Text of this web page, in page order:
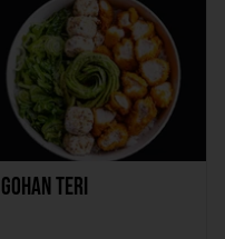
Gohan Teri